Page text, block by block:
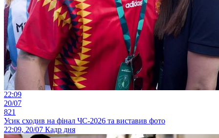
22:09
20/07
821
Усик сходив на фінал ЧС-2026 та виставив фото
22:09, 20/07 Кадр дня